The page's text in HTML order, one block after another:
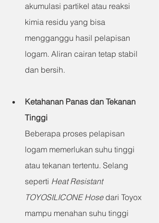
akumulasi partikel atau reaksi
kimia residu yang bisa
mengganggu hasil pelapisan
logam. Aliran cairan tetap stabil
dan bersih.
Ketahanan Panas dan Tekanan
Tinggi
Beberapa proses pelapisan
logam memerlukan suhu tinggi
atau tekanan tertentu. Selang
seperti Heat Resistant
TOYOSILICONE Hose dari Toyox
mampu menahan suhu tinggi